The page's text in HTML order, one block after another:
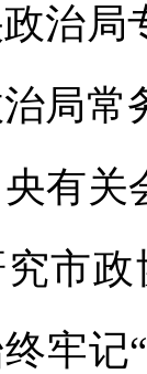
治局
局常
有关
市
牢记